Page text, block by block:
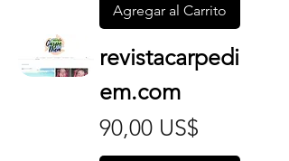
Agregar al Carrito
revistacarpedi
em.com
Precio
90,00 US$